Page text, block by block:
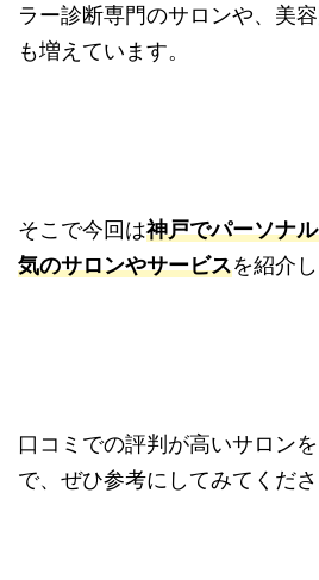
ラー診断専門のサロンや、美
も増えています。
そこで今回は神戸でパーソナ
気のサロンやサービスを紹介し
口コミでの評判が高いサロン
で、ぜひ参考にしてみてくだ